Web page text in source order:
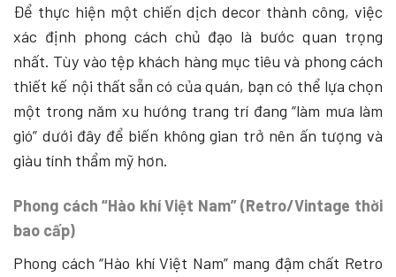
Để thực hiện một chiến dịch decor thành công, việc
xác định phong cách chủ đạo là bước quan trọng
nhất. Tùy vào tệp khách hàng mục tiêu và phong cách
thiết kế nội thất sẵn có của quán, bạn có thể lựa chọn
một trong năm xu hướng trang trí đang “làm mưa làm
gió” dưới đây để biến không gian trở nên ấn tượng và
giàu tính thẩm mỹ hơn.
Phong cách “Hào khí Việt Nam” (Retro/Vintage thời
bao cấp)
Phong cách “Hào khí Việt Nam” mang đậm chất Retro